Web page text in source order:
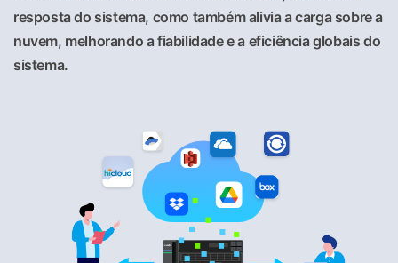
resposta do sistema, como também alivia a carga sobre a
nuvem, melhorando a fiabilidade e a eficiência globais do
sistema.